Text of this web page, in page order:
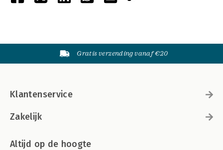
Gratis verzending vanaf €20
Klantenservice
Zakelijk
Altijd op de hoogte